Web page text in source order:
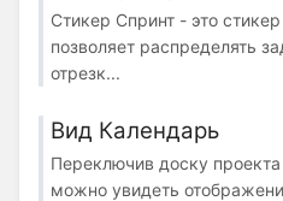
Стикер Спринт - это
позволяет распределять
отрезк...
Вид Календарь
Переключив доску
можно увидеть